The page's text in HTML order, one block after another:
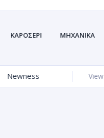
ΚΑΡΟΣΕΡΙ ΜΗΧΑΝΙΚΑ
View
Newness